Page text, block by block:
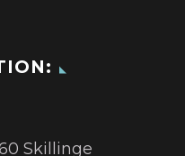
Skillinge